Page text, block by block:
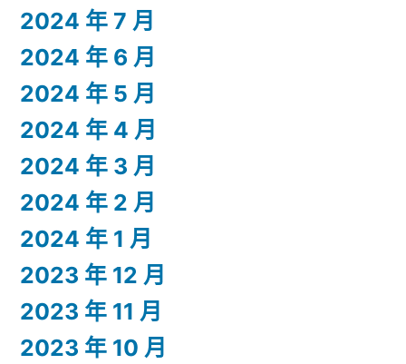
2024 年 7 月
2024 年 6 月
2024 年 5 月
2024 年 4 月
2024 年 3 月
2024 年 2 月
2024 年 1 月
2023 年 12 月
2023 年 11 月
2023 年 10 月